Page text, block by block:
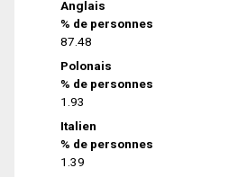
Anglais
% de personnes
87.48
Polonais
% de personnes
1.93
Italien
% de personnes
1.39